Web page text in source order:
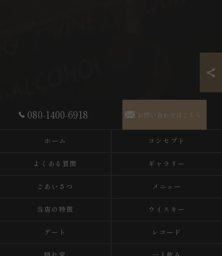
080-1400-6918 お問い合わせはこちら
ホーム コンセプト
よくある質問 ギャラリー
ごあいさつ メニュー
当店の特徴 ウイスキー
デート レコード